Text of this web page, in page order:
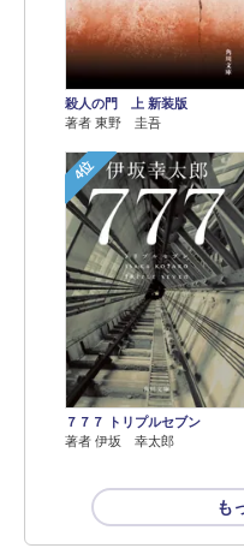
殺人の門 上 新装版
著者 東野 圭吾
4位
７７７ トリプルセブン
著者 伊坂 幸太郎
も